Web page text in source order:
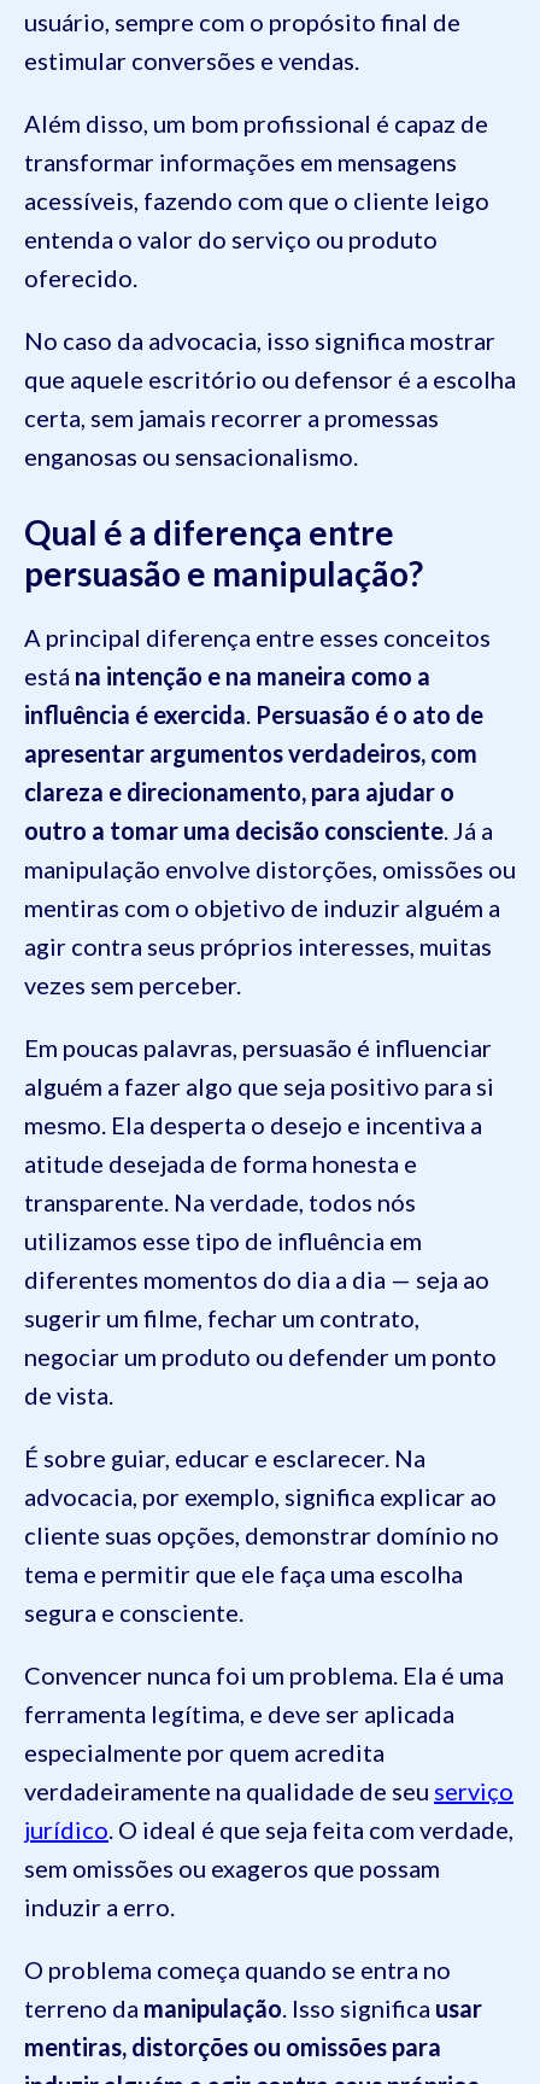
usuário, sempre com o propósito final de
estimular conversões e vendas.
Além disso, um bom profissional é capaz de
transformar informações em mensagens
acessíveis, fazendo com que o cliente leigo
entenda o valor do serviço ou produto
oferecido.
No caso da advocacia, isso significa mostrar
que aquele escritório ou defensor é a escolha
certa, sem jamais recorrer a promessas
enganosas ou sensacionalismo.
Qual é a diferença entre
persuasão e manipulação?
A principal diferença entre esses conceitos
está na intenção e na maneira como a
influência é exercida Persuasão é o ato de
apresentar argumentos verdadeiros, com
clareza e direcionamento, para ajudar o
outro a tomar uma decisão consciente . Já a
manipulação envolve distorções, omissões ou
mentiras com o objetivo de induzir alguém a
agir contra seus próprios interesses, muitas
vezes sem perceber.
Em poucas palavras, persuasão é influenciar
alguém a fazer algo que seja positivo para si
mesmo. Ela desperta o desejo e incentiva a
atitude desejada de forma honesta e
transparente. Na verdade, todos nós
utilizamos esse tipo de influência em
diferentes momentos do dia a dia — seja ao
sugerir um filme, fechar um contrato,
negociar um produto ou defender um ponto
de vista.
É sobre guiar, educar e esclarecer. Na
advocacia, por exemplo, significa explicar ao
cliente suas opções, demonstrar domínio no
tema e permitir que ele faça uma escolha
segura e consciente.
Convencer nunca foi um problema. Ela é uma
ferramenta legítima, e deve ser aplicada
especialmente por quem acredita
verdadeiramente na qualidade de seu serviço
jurídico . O ideal é que seja feita com verdade,
sem omissões ou exageros que possam
induzir a erro.
O problema começa quando se entra no
terreno da manipulação . Isso significa usar
mentiras, distorções ou omissões para